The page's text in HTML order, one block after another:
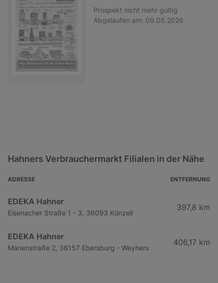
Prospekt nicht mehr gültig
Abgelaufen am: 09.05.2026
Hahners Verbrauchermarkt Filialen in der Nähe
ADRESSE ENTFERNUNG
EDEKA Hahner
Eisenacher Straße 1 - 3, 36093 Künzell
397,8 km
EDEKA Hahner
Marienstraße 2, 36157 Ebersburg - Weyhers
406,17 km